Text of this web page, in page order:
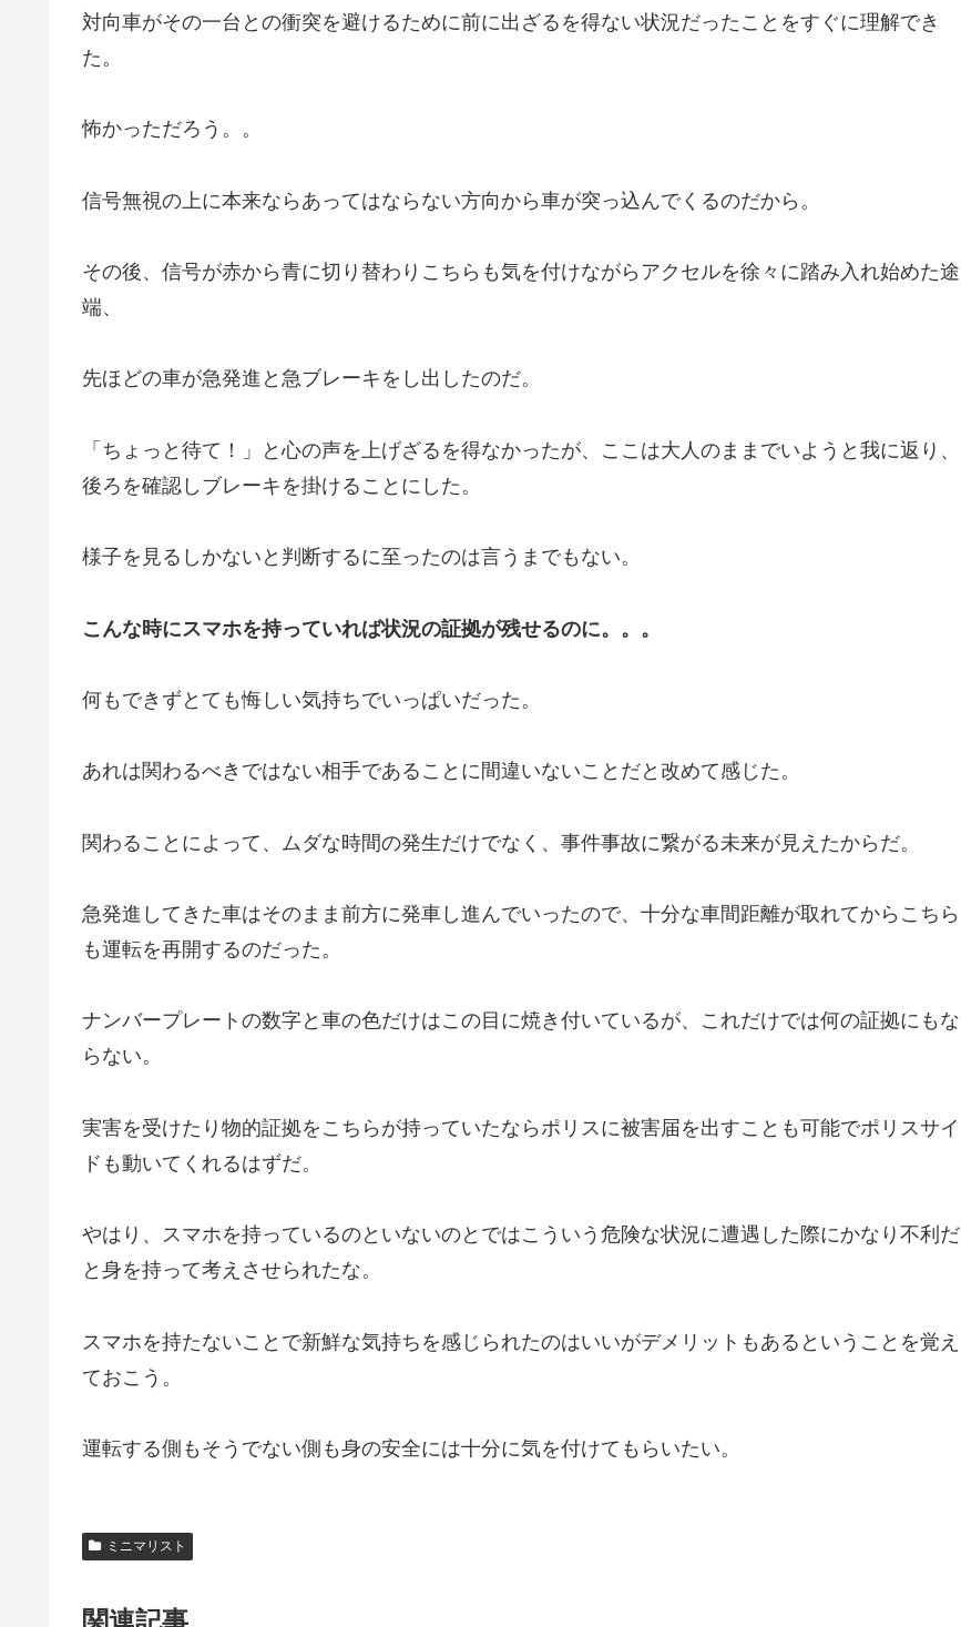
対向車がその一台との衝突を避けるために前に出ざるを得ない状況だったことをすぐに理解でき
た。
怖かっただろう。。
信号無視の上に本来ならあってはならない方向から車が突っ込んでくるのだから。
その後、信号が赤から青に切り替わりこちらも気を付けながらアクセルを徐々に踏み入れ始めた途
端、
先ほどの車が急発進と急ブレーキをし出したのだ。
「ちょっと待て！」と心の声を上げざるを得なかったが、ここは大人のままでいようと我に返り、
後ろを確認しブレーキを掛けることにした。
様子を見るしかないと判断するに至ったのは言うまでもない。
こんな時にスマホを持っていれば状況の証拠が残せるのに。。。
何もできずとても悔しい気持ちでいっぱいだった。
あれは関わるべきではない相手であることに間違いないことだと改めて感じた。
関わることによって、ムダな時間の発生だけでなく、事件事故に繋がる未来が見えたからだ。
急発進してきた車はそのまま前方に発車し進んでいったので、十分な車間距離が取れてからこちら
も運転を再開するのだった。
ナンバープレートの数字と車の色だけはこの目に焼き付いているが、これだけでは何の証拠にもな
らない。
実害を受けたり物的証拠をこちらが持っていたならポリスに被害届を出すことも可能でポリスサイ
ドも動いてくれるはずだ。
やはり、スマホを持っているのといないのとではこういう危険な状況に遭遇した際にかなり不利だ
と身を持って考えさせられたな。
スマホを持たないことで新鮮な気持ちを感じられたのはいいがデメリットもあるということを覚え
ておこう。
運転する側もそうでない側も身の安全には十分に気を付けてもらいたい。
ミニマリスト